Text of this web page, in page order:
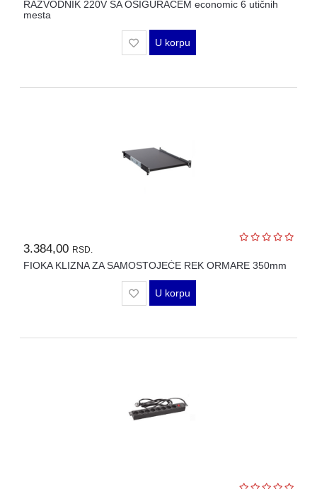
RAZVODNIK 220V SA OSIGURAČEM economic 6 utičnih
mesta
U korpu
3.384,00 RSD.
FIOKA KLIZNA ZA SAMOSTOJEĆE REK ORMARE 350mm
U korpu